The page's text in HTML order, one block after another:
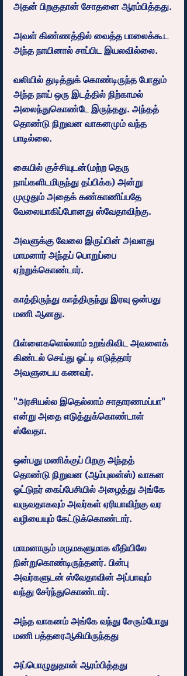
அதன் பிறகுதான் சோதனை ஆரம்பித்தது.
அவள் கிண்ணத்தில் வைத்த பாலைக்கூட
அந்த நாயினால் சாப்பிட இயலவில்லை.
வலியில் துடித்துக் கொண்டிருந்த போதும்
அந்த நாய் ஒரு இடத்தில் நிற்காமல்
அலைந்துகொண்டே இருந்தது. அந்தத்
தொண்டு நிறுவன வாகனமும் வந்த
பாடில்லை.
கையில் குச்சியுடன்(மற்ற தெரு
நாய்களிடமிருந்து தப்பிக்க) அன்று
முழுதும் அதைக் கண்காணிப்பதே
வேலையாகிப்போனது ஸ்வேதாவிற்கு.
அவளுக்கு வேலை இருப்பின் அவளது
மாமனார் அந்தப் பொறுப்பை
ஏற்றுக்கொண்டார்.
காத்திருந்து காத்திருந்து இரவு ஒன்பது
மணி ஆனது.
பிள்ளைகளெல்லாம் உறங்கிவிட அவளைக்
கிண்டல் செய்து ஓட்டி எடுத்தார்
அவளுடைய கணவர்.
"அரசியல்ல இதெல்லாம் சாதாரணமப்பா"
என்று அதை எடுத்துக்கொண்டாள்
ஸ்வேதா.
ஒன்பது மணிக்குப் பிறகு அந்தத்
தொண்டு நிறுவன (ஆம்புலன்ஸ்) வாகன
ஓட்டுநர் கைப்பேசியில் அழைத்து அங்கே
வருவதாகவும் அவர்கள் ஏரியாவிற்கு வர
வழியையும் கேட்டுக்கொண்டார்.
மாமனாரும் மருமகளுமாக வீதியிலே
நின்றுகொண்டிருந்தனர். பின்பு
அவர்களுடன் ஸ்வேதாவின் அப்பாவும்
வந்து சேர்ந்துகொண்டார்.
அந்த வாகனம் அங்கே வந்து சேரும்போது
மணி பத்தரைஆகியிருந்தது
அப்பொழுதுதான் ஆரம்பித்தது